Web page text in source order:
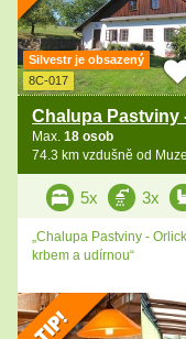
Silvestr je obsazený
8C-017
Max. 18 osob
74.3 km vzdušně od
5x 3x
„Chalupa Pastviny -
krbem a udírnou“